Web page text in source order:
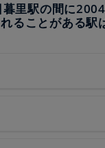
里駅の間に2004
ることがある駅